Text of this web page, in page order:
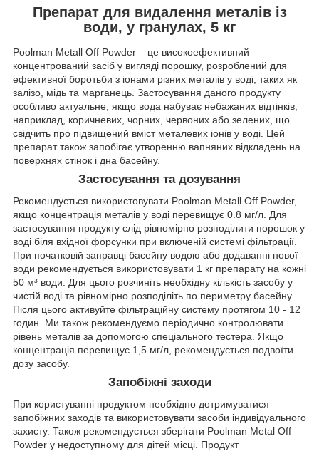
Препарат для видалення металів із
води, у гранулах, 5 кг
Poolman Metall Off Powder – це високоефективний
концентрований засіб у вигляді порошку, розроблений для
ефективної боротьби з іонами різних металів у воді, таких як
залізо, мідь та марганець. Застосування даного продукту
особливо актуальне, якщо вода набуває небажаних відтінків,
наприклад, коричневих, чорних, червоних або зелених, що
свідчить про підвищений вміст металевих іонів у воді. Цей
препарат також запобігає утворенню вапняних відкладень на
поверхнях стінок і дна басейну.
Застосування та дозування
Рекомендується використовувати Poolman Metall Off Powder,
якщо концентрація металів у воді перевищує 0.8 мг/л. Для
застосування продукту слід рівномірно розподілити порошок у
воді біля вхідної форсунки при включеній системі фільтрації.
При початковій заправці басейну водою або додаванні нової
води рекомендується використовувати 1 кг препарату на кожні
50 м³ води. Для цього розчиніть необхідну кількість засобу у
чистій воді та рівномірно розподіліть по периметру басейну.
Після цього активуйте фільтраційну систему протягом 10 - 12
годин. Ми також рекомендуємо періодично контролювати
рівень металів за допомогою спеціального тестера. Якщо
концентрація перевищує 1,5 мг/л, рекомендується подвоїти
дозу засобу.
Запобіжні заходи
При користуванні продуктом необхідно дотримуватися
запобіжних заходів та використовувати засоби індивідуального
захисту. Також рекомендується зберігати Poolman Metal Off
Powder у недоступному для дітей місці. Продукт